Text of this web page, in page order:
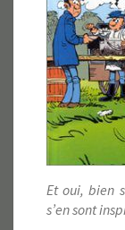
Et oui, bien
s’en sont